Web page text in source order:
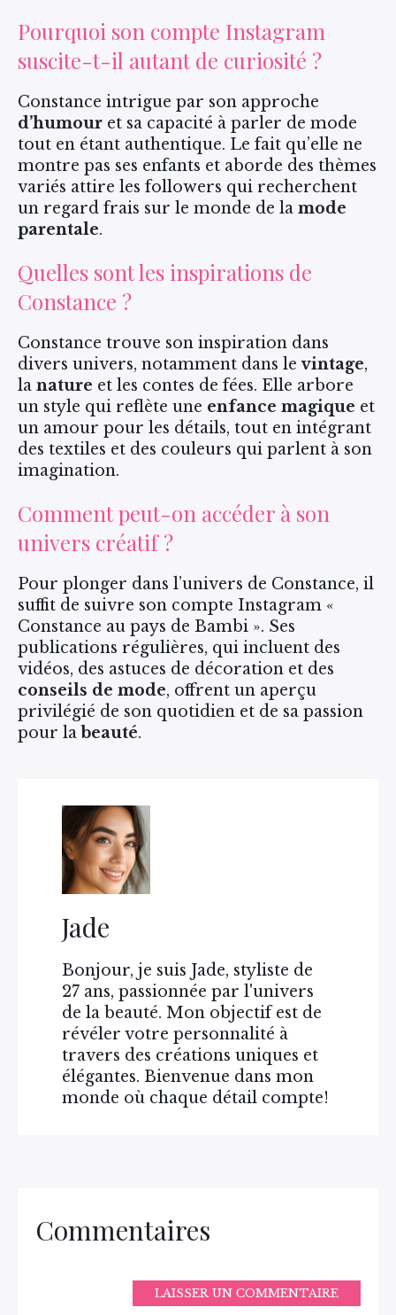
Pourquoi son compte Instagram
suscite-t-il autant de curiosité ?
Constance intrigue par son approche
d’humour et sa capacité à parler de mode
tout en étant authentique. Le fait qu’elle ne
montre pas ses enfants et aborde des thèmes
variés attire les followers qui recherchent
un regard frais sur le monde de la mode
parentale.
Quelles sont les inspirations de
Constance ?
Constance trouve son inspiration dans
divers univers, notamment dans levintage,
la nature et les contes de fées. Elle arbore
un style qui reflète une enfance magique et
un amour pour les détails, tout en intégrant
des textiles et des couleurs qui parlent à son
imagination.
Comment peut-on accéder à son
univers créatif ?
Pour plonger dans l’univers de Constance, il
suffit de suivre son compte Instagram «
Constance au pays de Bambi ». Ses
publications régulières, qui incluent des
vidéos, des astuces de décoration et des
conseils de mode, offrent un aperçu
privilégié de son quotidien et de sa passion
pour la beauté.
Jade
Bonjour, je suis Jade, styliste de
27 ans, passionnée par l'univers
de la beauté. Mon objectif est de
révéler votre personnalité à
travers des créations uniques et
élégantes. Bienvenue dans mon
monde où chaque détail compte!
Commentaires
LAISSER UN COMMENTAIRE